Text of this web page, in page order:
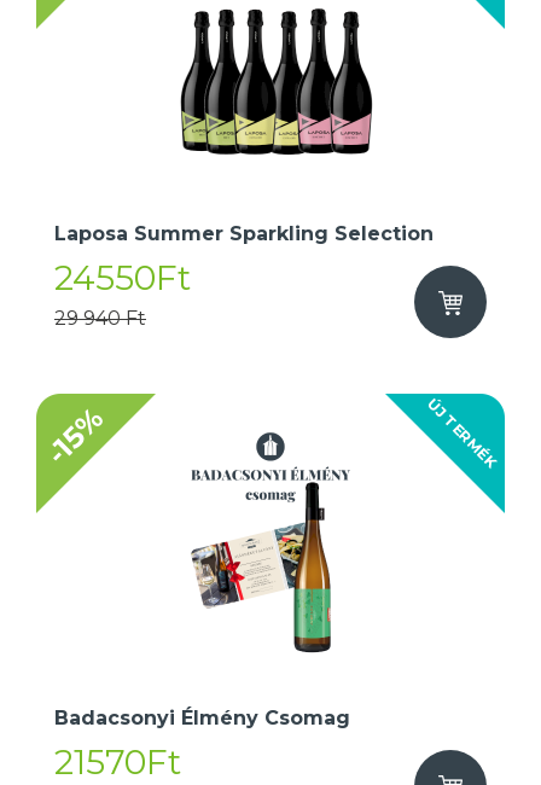
Laposa Summer Sparkling Selection
24550Ft
29 940 Ft
ÚJ TERMÉK
-15%
Badacsonyi Élmény Csomag
21570Ft